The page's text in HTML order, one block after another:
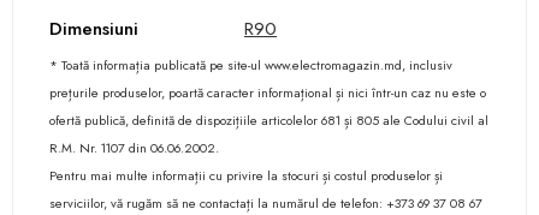
Dimensiuni
R90
* Toată informația publicată pe site-ul www.electromagazin.md, inclusiv
prețurile produselor, poartă caracter informațional și nici într-un caz nu este o
ofertă publică, definită de dispozițiile articolelor 681 și 805 ale Codului civil al
R.M. Nr. 1107 din 06.06.2002.
Pentru mai multe informații cu privire la stocuri și costul produselor și
serviciilor, vă rugăm să ne contactați la numărul de telefon: +373 69 37 08 67